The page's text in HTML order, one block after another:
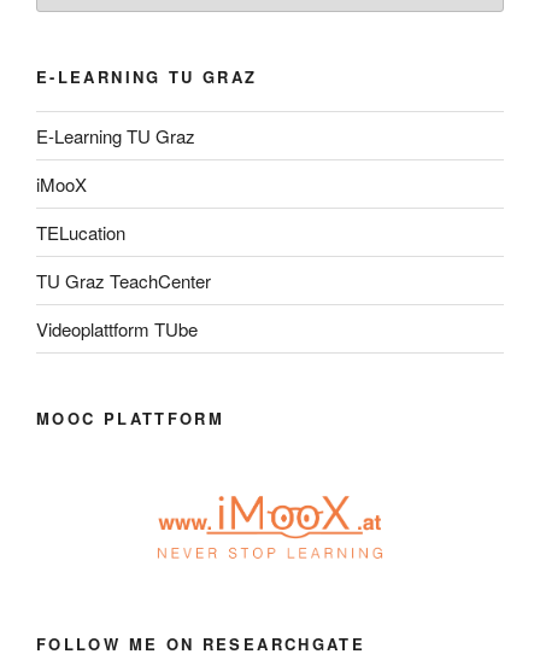
E-LEARNING TU GRAZ
E-Learning TU Graz
iMooX
TELucation
TU Graz TeachCenter
Videoplattform TUbe
MOOC PLATTFORM
FOLLOW ME ON RESEARCHGATE